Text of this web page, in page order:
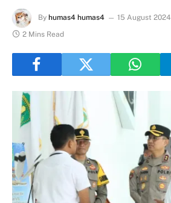
By humas4 humas4 15 August 2024
2 Mins Read